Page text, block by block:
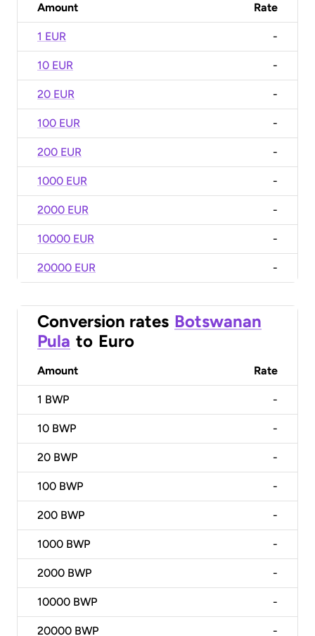
Amount Rate
1 EUR -
10 EUR -
20 EUR -
100 EUR -
200 EUR -
1000 EUR -
2000 EUR -
10000 EUR -
20000 EUR -
Conversion rates Botswanan
Pula to Euro
Amount Rate
1 BWP -
10 BWP -
20 BWP -
100 BWP -
200 BWP -
1000 BWP -
2000 BWP -
10000 BWP -
20000 BWP -